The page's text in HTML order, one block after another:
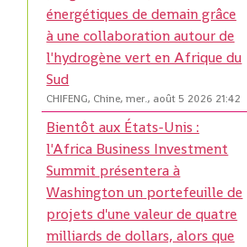
énergétiques de demain grâce
à une collaboration autour de
l'hydrogène vert en Afrique du
Sud
CHIFENG, Chine, mer., août 5 2026 21:42
Bientôt aux États-Unis :
l'Africa Business Investment
Summit présentera à
Washington un portefeuille de
projets d'une valeur de quatre
milliards de dollars, alors que